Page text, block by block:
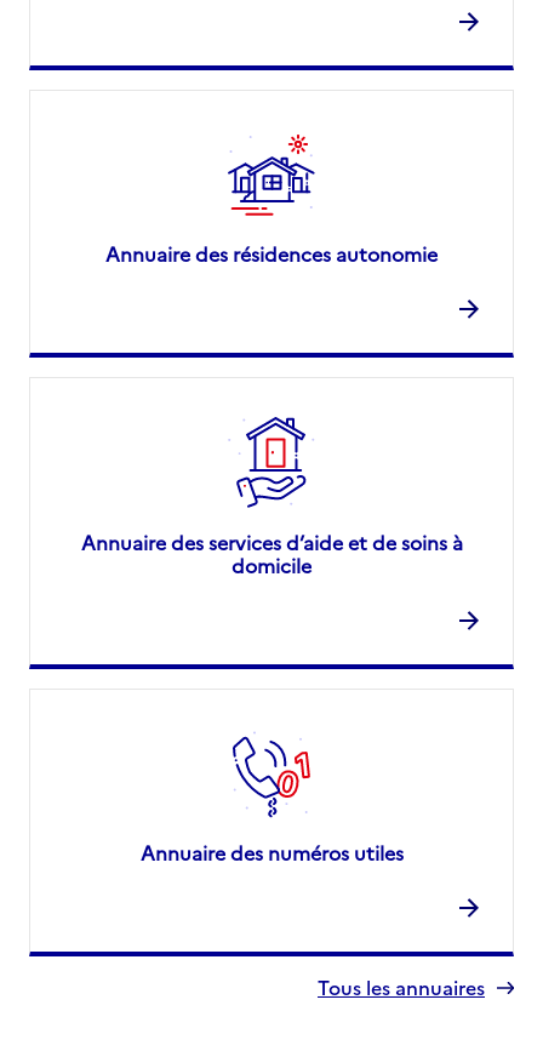
Annuaire des résidences autonomie
Annuaire des services d’aide et de soins à
domicile
Annuaire des numéros utiles
Tous les annuaires